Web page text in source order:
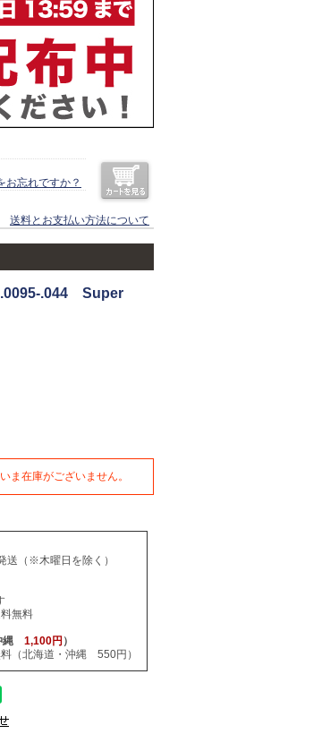
お忘れですか？
送料とお支払い方法について
.044 Super
ま在庫がございません。
送（※木曜日を除く）
無料
縄 1,100円 ）
（北海道・沖縄 550円）